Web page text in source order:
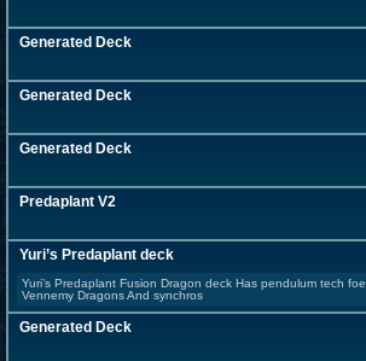
Generated Deck
Generated Deck
Generated Deck
Predaplant V2
Yuri’s Predaplant deck
Yuri’s Predaplant Fusion Dragon deck Has pendulum tech foe
Vennemy Dragons And synchros
Generated Deck